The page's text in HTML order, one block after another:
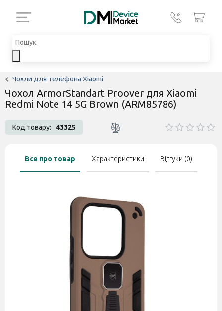
Чохли для телефона Xiaomi
Чохол ArmorStandart Proover для Xiaomi
Redmi Note 14 5G Brown (ARM85786)
Код товару: 43325
Все про товар Характеристики Відгуки (0)